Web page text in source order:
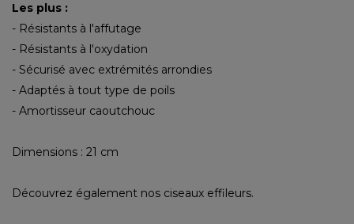
Les plus :
- Résistants à l'affutage
- Résistants à l'oxydation
- Sécurisé avec extrémités arrondies
- Adaptés à tout type de poils
- Amortisseur caoutchouc
Dimensions : 21 cm
Découvrez également nos ciseaux effileurs.